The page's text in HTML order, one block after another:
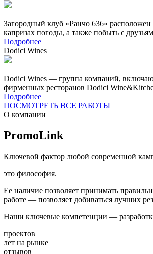
Загородный клуб «Ранчо 636»
капризах погоды, а также побыть с
Подробнее
Dodici Wines
Dodici Wines — группа компаний,
фирменных ресторанов Dodici
Подробнее
ПОСМОТРЕТЬ ВСЕ РАБОТЫ
О компании
PromoLink
Ключевой фактор любой современной
это философия.
Ее наличие позволяет принимать
работе — позволяет добиваться лучших
Наши ключевые компетенции —
проектов
лет на рынке
отзывов